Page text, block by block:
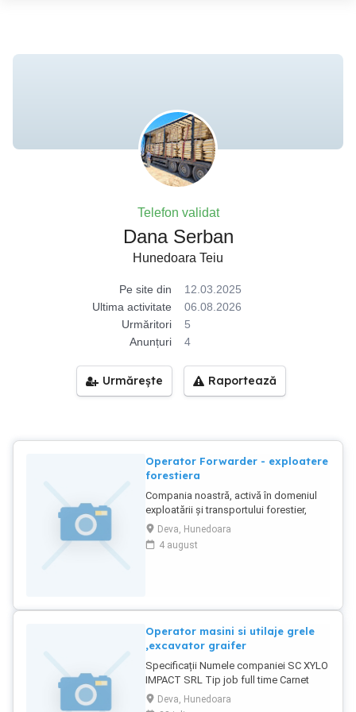
Telefon validat
Dana Serban
Hunedoara Teiu
Pe site din
12.03.2025
Ultima activitate
06.08.2026
Urmăritori
5
Anunțuri
4
Urmărește Raportează
Operator Forwarder - exploatere
forestiera
Compania noastră, activă în domeniul
exploatării și transportului forestier,
angajează un operator forwarder cu
experiență, pentru operarea utilajelor
moderne în cadrul echipei noastre.
încredere Ordonată și atentă la detalii,
cu respect pentru utilaj și echipament
Responsabilă și capabilă să lucreze
independent pe teren Cu spirit de
echipă și atitudine profesională Oferim:
Utilaje noi, de ultimă generație Condiții
de muncă bune și un mediu de lucru
Deva, Hunedoara
4 august
Operator masini si utilaje grele
,excavator graifer
Specificații Numele companiei SC XYLO
IMPACT SRL Tip job full time Carnet
conducere B Locuri vacante 4 Descriere
SC XYLO IMPACT SRL ANGAJEAZA SI
Deva, Hunedoara